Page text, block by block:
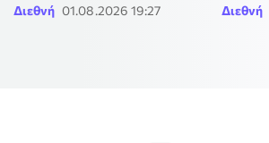
Διεθνή 01.08.2026 19:27 Διεθνή